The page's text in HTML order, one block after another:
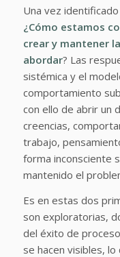
Una vez
¿Cómo estamos
crear y mantener
abordar? Las
sistémica y el
comportamiento
con ello de abrir un
creencias,
trabajo,
forma inconsciente
mantenido el
Es en estas dos
son exploratorias,
del éxito de
se hacen visibles,